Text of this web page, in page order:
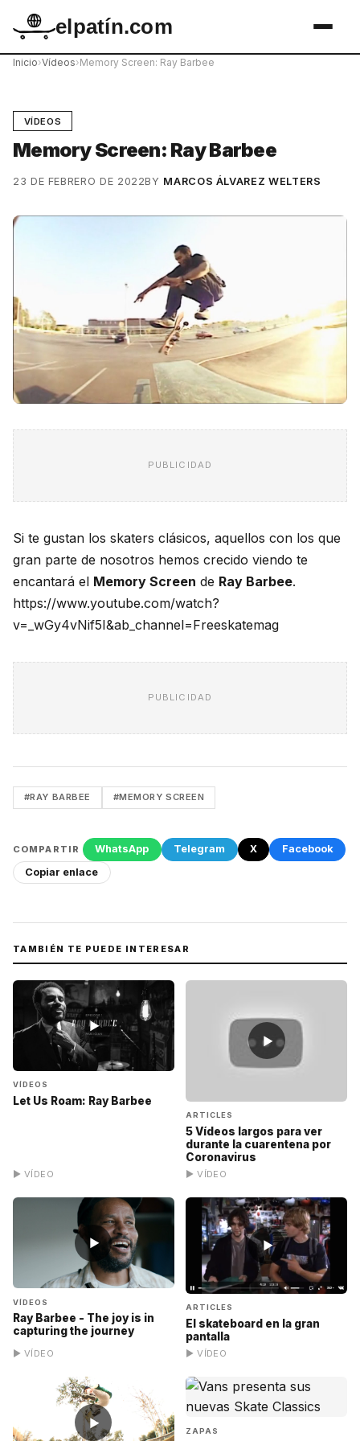
elpatín.com
Inicio›Vídeos›Memory Screen: Ray Barbee
VÍDEOS
Memory Screen: Ray Barbee
23 DE FEBRERO DE 2022BY MARCOS ÁLVAREZ WELTERS
PUBLICIDAD
Si te gustan los skaters clásicos, aquellos con los que
gran parte de nosotros hemos crecido viendo te
encantará el Memory Screen de Ray Barbee.
https://www.youtube.com/watch?
v=_wGy4vNif5I&ab_channel=Freeskatemag
PUBLICIDAD
#RAY BARBEE #MEMORY SCREEN
COMPARTIR WhatsApp Telegram X
Facebook
Copiar enlace
TAMBIÉN TE PUEDE INTERESAR
▶
VÍDEOS
Let Us Roam: Ray Barbee
▶ VÍDEO
▶
ARTICLES
5 Vídeos largos para ver
durante la cuarentena por
Coronavirus
▶ VÍDEO
▶
VÍDEOS
Ray Barbee - The joy is in
capturing the journey
▶ VÍDEO
▶
ARTICLES
El skateboard en la gran
pantalla
▶ VÍDEO
▶
ZAPAS